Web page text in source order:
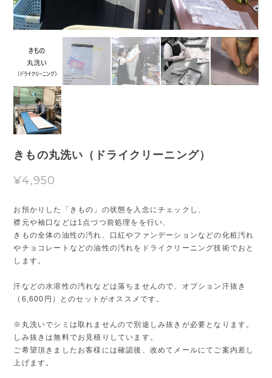
きもの丸洗い（ドライクリーニング）
¥4,950
お預かりした「きもの」の状態を入念にチェックし、
襟元や袖口などは1点づつ前処理をを行い、
きもの全体の油性の汚れ、口紅やファンデーションなどの化粧汚れ
やチョコレートなどの油性の汚れをドライクリーニング技術でおと
します。
汗などの水溶性の汚れなどは落ちませんので、オプション汗抜き
（6,600円）とのセットがオススメです。
※丸洗いでシミは取れませんので別途しみ抜きが必要となります。
しみ抜きは無料でお見積りしています。
ご希望頂きましたお客様には確認後、改めてメールにてご案内差し
上げます。